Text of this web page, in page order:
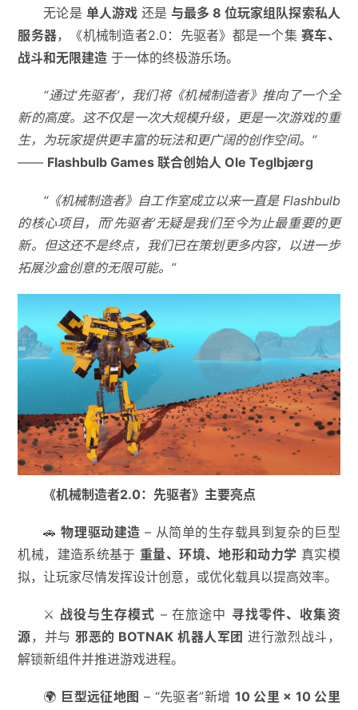
无论是 单人游戏还是与最多 8 位玩家组队探索私人
服务器，《机械制造者2.0：先驱者》都是一个集赛车、
战斗和无限建造 于一体的终极游乐场。
“通过‘先驱者’，我们将《机械制造者》推向了一个全
新的高度。这不仅是一次大规模升级，更是一次游戏的重
生，为玩家提供更丰富的玩法和更广阔的创作空间。”
—— Flashbulb Games 联合创始人 Ole Teglbjærg
“《机械制造者》自工作室成立以来一直是 Flashbulb
的核心项目，而‘先驱者’无疑是我们至今为止最重要的更
新。但这还不是终点，我们已在策划更多内容，以进一步
拓展沙盒创意的无限可能。”
《机械制造者2.0：先驱者》主要亮点
🚗物理驱动建造 – 从简单的生存载具到复杂的巨型
机械，建造系统基于重量、环境、地形和动力学 真实模
拟，让玩家尽情发挥设计创意，或优化载具以提高效率。
⚔ 战役与生存模式 – 在旅途中 寻找零件、收集资
源，并与邪恶的 BOTNAK 机器人军团 进行激烈战斗，
解锁新组件并推进游戏进程。
🌍 巨型远征地图 – “先驱者”新增 10 公里 × 10 公里